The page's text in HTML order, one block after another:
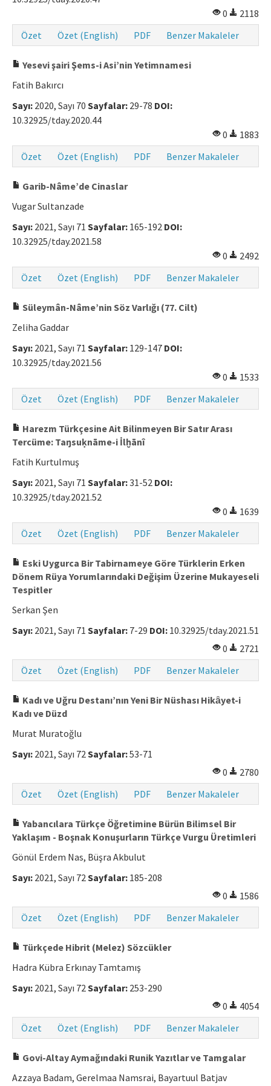
0
2118
Özet
Özet (English) PDF Benzer Makaleler
Yesevi şairi Şems-i Asi’nin Yetimnamesi
Fatih Bakırcı
Sayı: 2020, Sayı 70 Sayfalar: 29-78 DOI:
10.32925/tday.2020.44
0
1883
Özet
Özet (English) PDF Benzer Makaleler
Garib-Nâme’de Cinaslar
Vugar Sultanzade
Sayı: 2021, Sayı 71 Sayfalar: 165-192 DOI:
10.32925/tday.2021.58
0
2492
Özet
Özet (English) PDF Benzer Makaleler
Süleymân-Nâme’nin Söz Varlığı (77. Cilt)
Zeliha Gaddar
Sayı: 2021, Sayı 71 Sayfalar: 129-147 DOI:
10.32925/tday.2021.56
0
1533
Özet
Özet (English) PDF Benzer Makaleler
Harezm Türkçesine Ait Bilinmeyen Bir Satır Arası
Tercüme: Taŋsuḳnāme-i İlḫānî
Fatih Kurtulmuş
Sayı: 2021, Sayı 71 Sayfalar:31-52 DOI:
10.32925/tday.2021.52
0
1639
Özet
Özet (English) PDF Benzer Makaleler
Eski Uygurca Bir Tabirnameye Göre Türklerin Erken
Dönem Rüya Yorumlarındaki Değişim Üzerine Mukayeseli
Tespitler
Serkan Şen
Sayı: 2021, Sayı 71 Sayfalar: 7-29 DOI: 10.32925/tday.2021.51
0
2721
Özet
Özet (English) PDF Benzer Makaleler
Kadı ve Uğru Destanı’nın Yeni Bir Nüshası Hikȃyet-i
Kadı ve Düzd
Murat Muratoğlu
Sayı: 2021, Sayı 72Sayfalar:53-71
0
2780
Özet
Özet (English) PDF Benzer Makaleler
Yabancılara Türkçe Öğretimine Bürün Bilimsel Bir
Yaklaşım - Boşnak Konuşurların Türkçe Vurgu Üretimleri
Gönül Erdem Nas, Büşra Akbulut
Sayı: 2021, Sayı 72Sayfalar: 185-208
0
1586
Özet
Özet (English) PDF Benzer Makaleler
Türkçede Hibrit (Melez) Sözcükler
Hadra Kübra Erkınay Tamtamış
Sayı: 2021, Sayı 72Sayfalar: 253-290
0
4054
Özet
Özet (English) PDF Benzer Makaleler
Govi-Altay Aymağındaki Runik Yazıtlar ve Tamgalar
Azzaya Badam, Gerelmaa Namsrai, Bayartuul Batjav